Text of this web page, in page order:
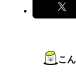
こ